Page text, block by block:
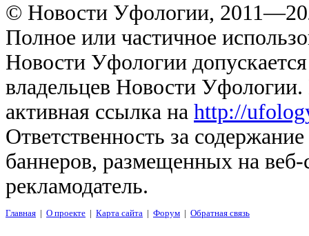
© Новости Уфологии,
Полное или частичное
Новости Уфологии
владельцев Новости
активная ссылка на http://
Ответственность за
баннеров, размещенных на
рекламодатель.
Главная | О проекте | Карта сайта | Форум | Обратная связь